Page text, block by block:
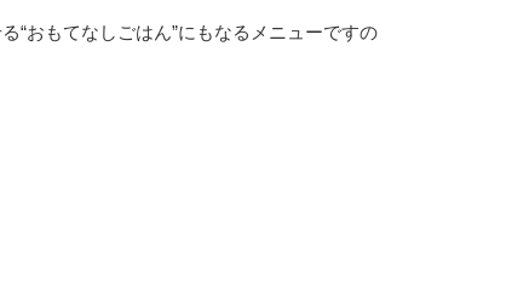
“おもてなしごはん”にもなるメニューですの